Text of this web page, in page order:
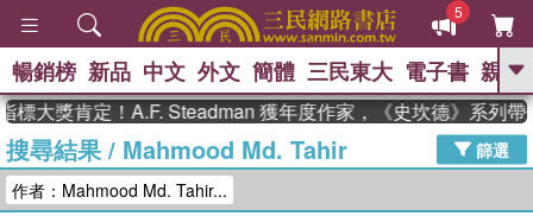
5
GO
熱搜： 東野圭吾 The Odyssey 、
父親節 、 如果歷史是一群喵 、 暑期
暢銷榜 新品 中文 外文 簡體 三民東大 電子書 親子
標大獎肯定！A.F. Steadman 獲年度作家，《史坎德》系列帶
搜尋結果/ Mahmood Md. Tahir
篩選
作者：Mahmood Md. Tahir...